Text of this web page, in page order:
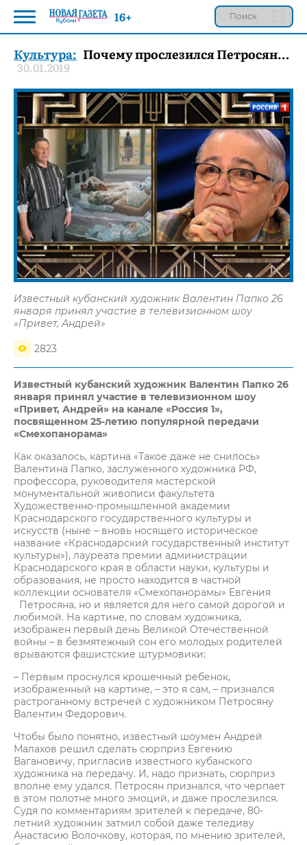
Культура: Почему прослезился Петросян…
30.01.2019
Известный кубанский художник Валентин Папко 26
января принял участие в телевизионном шоу
«Привет, Андрей»
2823
Известный кубанский художник Валентин Папко 26
января принял участие в телевизионном шоу
«Привет, Андрей» на канале «Россия 1»,
посвященном 25-летию популярной передачи
«Смехопанорама»
Как оказалось, картина «Такое даже не снилось»
Валентина Папко, заслуженного художника РФ,
профессора, руководителя мастерской
монументальной живописи факультета
Художественно-промышленной академии
Краснодарского государственного культуры и
искусств (ныне – вновь носящего историческое
название «Краснодарский государственный институт
культуры»), лауреата премии администрации
Краснодарского края в области науки, культуры и
образования, не просто находится в частной
коллекции основателя «Смехопанорамы» Евгения
Петросяна, но и является для него самой дорогой и
любимой. На картине, по словам художника,
изображен первый день Великой Отечественной
войны – в безмятежный сон его молодых родителей
врываются фашистские штурмовики:
– Первым проснулся крошечный ребенок,
изображенный на картине, – это я сам, – признался
растроганному встречей с художником Петросяну
Валентин Федорович.
Чтобы было понятно, известный шоумен Андрей
Малахов решил сделать сюрприз Евгению
Вагановичу, пригласив известного кубанского
художника на передачу. И, надо признать, сюрприз
вполне ему удался. Петросян признался, что черпает
в этом полотне много эмоций, и даже прослезился.
Судя по комментариям зрителей к передаче, 80-
летний художник затмил собой даже теледиву
Анастасию Волочкову, которая, по мнению зрителей,
16+